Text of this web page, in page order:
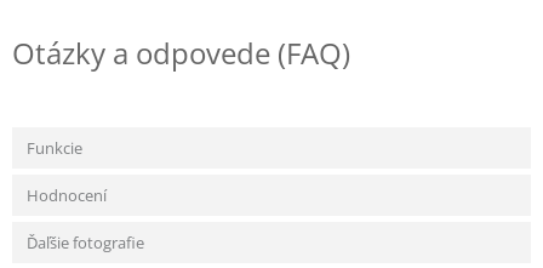
Otázky a odpovede (FAQ)
Funkcie
Hodnocení
Ďaľšie fotografie